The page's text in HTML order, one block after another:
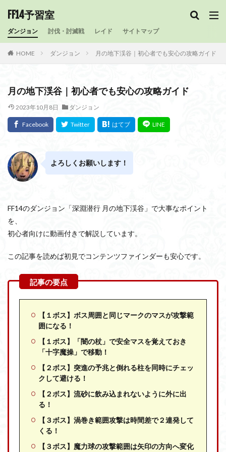
FF14予習室
ダンジョン 討伐・討滅戦 レイド サイトマップ
HOME ダンジョン 月の地下渓谷｜初心者でも安心の攻略ガイド
月の地下渓谷｜初心者でも安心の攻略ガイド
2023年10月8日 ダンジョン
よろしくお願いします！
FF14のダンジョン「深淵潜行 月の地下渓谷」で大事なポイント
を、
初心者向けに動画付きで解説しています。
この記事を読めば初見でコンテンツファインダーも安心です。
【１ボス】ボス周囲と同じマークのマスが攻撃範
囲になる！
【１ボス】「闇の杖」で安全マスを覚えておき
「十字魔操」で移動！
【２ボス】突進の予兆と倒れる柱を同時にチェッ
クして避ける！
【２ボス】流砂に飲み込まれないように外に出
る！
【３ボス】渦巻き範囲攻撃は時間差で２連発して
くる！
【３ボス】魔力球の攻撃範囲は矢印の方向へ変化